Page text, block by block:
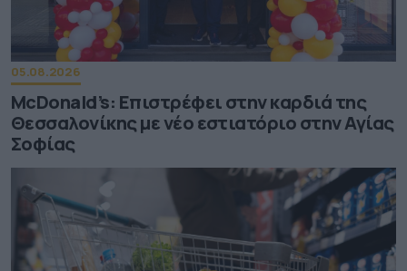
05.08.2026
McDonald’s: Επιστρέφει στην καρδιά της
Θεσσαλονίκης με νέο εστιατόριο στην Αγίας
Σοφίας